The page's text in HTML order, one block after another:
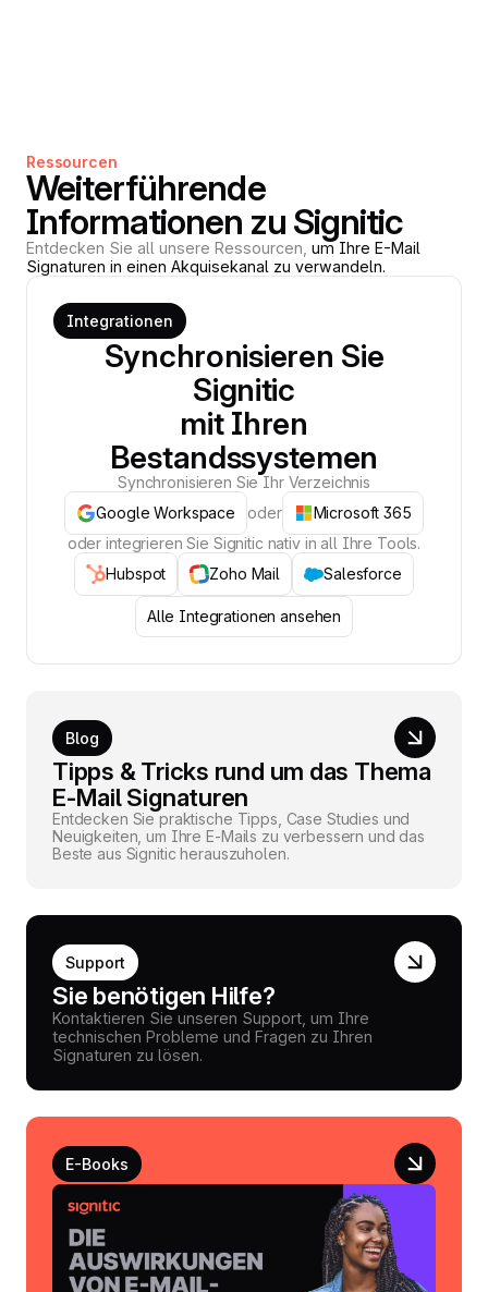
Ressourcen
Weiterführende
Informationen zu Signitic
Entdecken Sie all unsere Ressourcen, um Ihre E-Mail
Signaturen in einen Akquisekanal zu verwandeln.
Integrationen
Synchronisieren Sie
Signitic
mit Ihren
Bestandssystemen
Synchronisieren Sie Ihr Verzeichnis
Google Workspace
oder
Microsoft 365
oder integrieren Sie Signitic nativ in all Ihre Tools.
Hubspot
Zoho Mail Salesforce
Alle Integrationen ansehen
Blog
Tipps & Tricks rund um das Thema
E-Mail Signaturen
Entdecken Sie praktische Tipps, Case Studies und
Neuigkeiten, um Ihre E-Mails zu verbessern und das
Beste aus Signitic herauszuholen.
Support
Sie benötigen Hilfe?
Kontaktieren Sie unseren Support, um Ihre
technischen Probleme und Fragen zu Ihren
Signaturen zu lösen.
E-Books